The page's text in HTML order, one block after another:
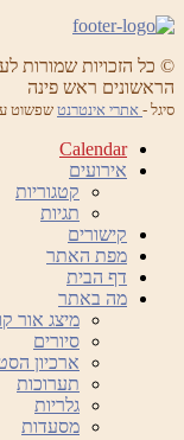
© כל הזכויות שמורות
הראשונים ראש פינה
סיגל - אתרי אינטרנטשפשוט
Calendar
אירועים
קטגוריות
תגיות
קישורים
מפת האתר
דף הבית
מה באתר
מיצג אור
סיורים
ארכיון
תערוכות
גלריות
מסעדות